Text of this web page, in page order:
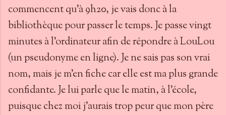
commencent qu'à 9h20, je vais donc à la
bibliothèque pour passer le temps. Je passe vingt
minutes à l'ordinateur afin de répondre à LouLou
(un pseudonyme en ligne). Je ne sais pas son vrai
nom, mais je m'en fiche car elle est ma plus grande
confidante. Je lui parle que le matin, à l'école,
puisque chez moi j'aurais trop peur que mon père